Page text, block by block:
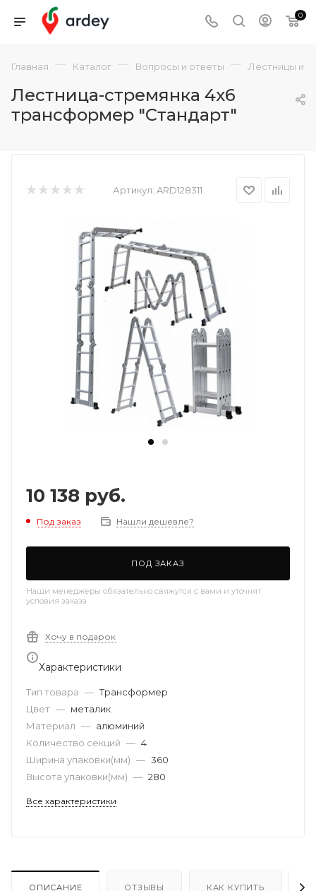
0
Главная — Каталог — Вопросы и ответы — Лестницы и
Лестница-стремянка 4x6
трансформер "Стандарт"
Артикул: ARD128311
10 138 руб.
Под заказ Нашли дешевле?
ПОД ЗАКАЗ
Наши менеджеры обязательно свяжутся с вами и уточнят
условия заказа
Хочу в подарок
Характеристики
Тип товара — Трансформер
Цвет — металик
Материал — алюминий
Количество секций — 4
Ширина упаковки(мм) — 360
Высота упаковки(мм) — 280
Все характеристики
ОПИСАНИЕ ОТЗЫВЫ КАК КУПИТЬ